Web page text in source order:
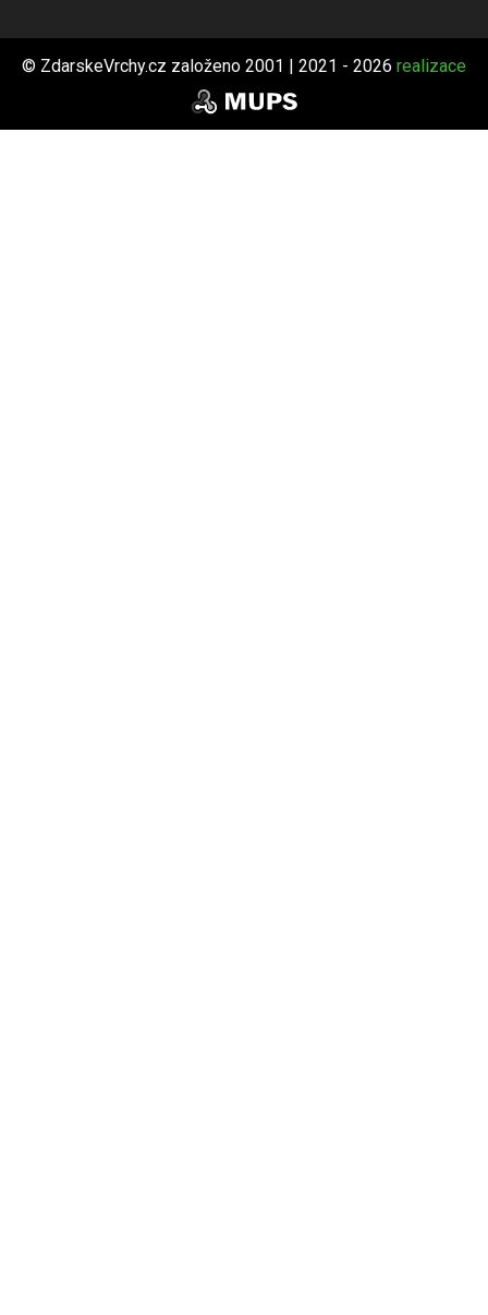
© ZdarskeVrchy.cz založeno 2001 | 2021 - 2026 realizace